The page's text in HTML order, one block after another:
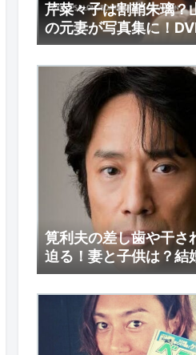
芹菜々子は割鞘朱璃？
の元妻が写真集に！
調査！
筧利夫の差し歯や干さ
迫る！妻と子供は？結
注目！